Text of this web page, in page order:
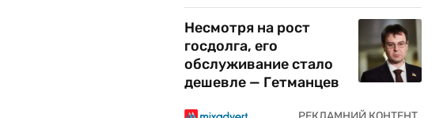
Несмотря на рост
госдолга, его
обслуживание стало
дешевле — Гетманцев